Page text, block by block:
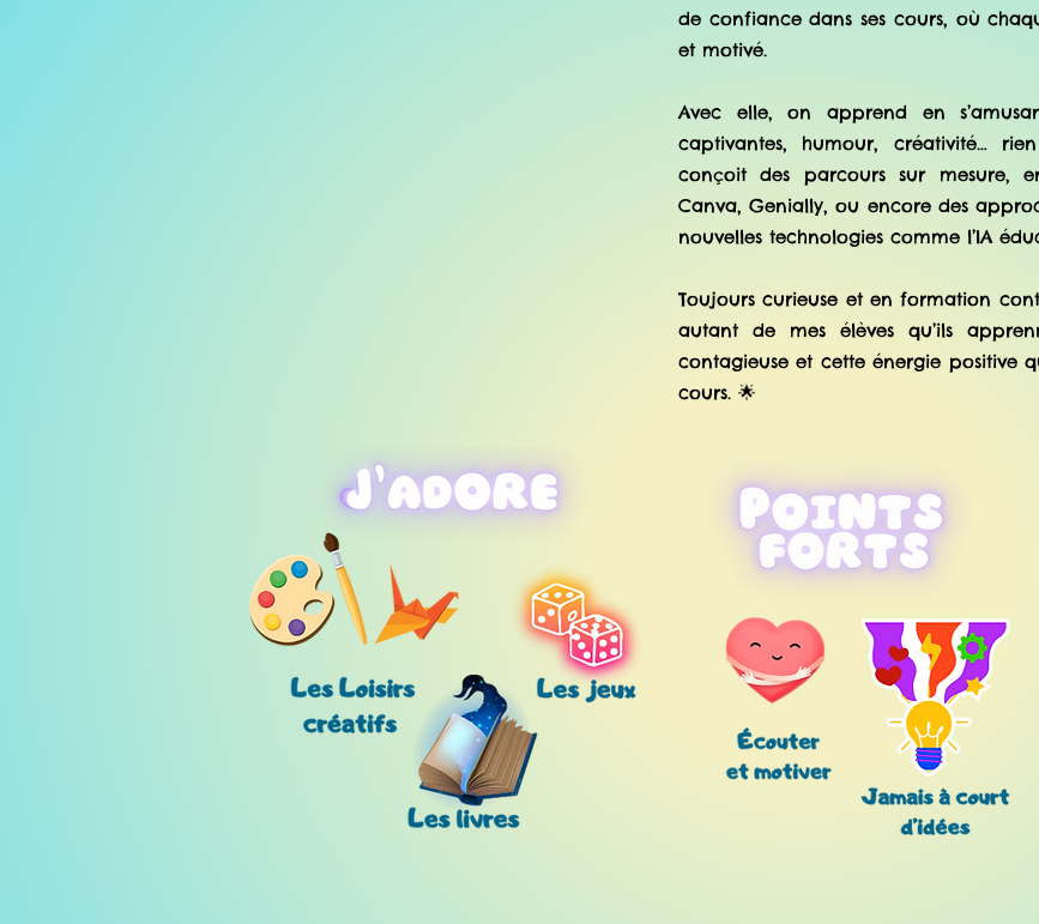
de confiance dans ses cours, où
et motivé.
Avec elle, on apprend en
captivantes, humour, créativité…
conçoit des parcours sur mesure,
Canva, Genially, ou encore des
nouvelles technologies comme l’IA
Toujours curieuse et en formation
autant de mes élèves qu’ils
contagieuse et cette énergie positive
cours. 🌟